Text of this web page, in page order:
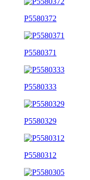
P5580372
P5580371
P5580333
P5580329
P5580312